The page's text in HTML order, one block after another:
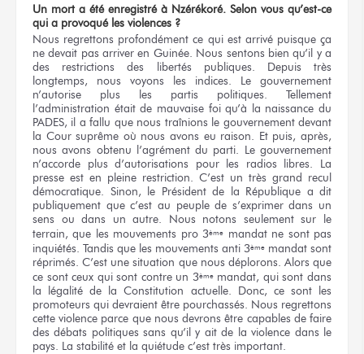
Un mort a été enregistré à Nzérékoré. Selon vous qu’est-ce
qui a provoqué les violences ?
Nous regrettons profondément ce qui est arrivé puisque ça
ne devait pas arriver en Guinée. Nous sentons bien qu’il y a
des restrictions des libertés publiques. Depuis très
longtemps, nous voyons les indices. Le gouvernement
n’autorise plus les partis politiques. Tellement
l’administration était de mauvaise foi qu’à la naissance du
PADES, il a fallu que nous traînions le gouvernement devant
la Cour suprême où nous avons eu raison. Et puis, après,
nous avons obtenu l’agrément du parti. Le gouvernement
n’accorde plus d’autorisations pour les radios libres. La
presse est en pleine restriction. C’est un très grand recul
démocratique. Sinon, le Président de la République a dit
publiquement que c’est au peuple de s’exprimer dans un
sens ou dans un autre. Nous notons seulement sur le
terrain, que les mouvements pro 3ème
mandat ne sont pas
inquiétés. Tandis que les mouvements anti 3ème mandat sont
réprimés. C’est une situation que nous déplorons. Alors que
ce sont ceux qui sont contre un 3èmemandat, qui sont dans
la légalité de la Constitution actuelle. Donc, ce sont les
promoteurs qui devraient être pourchassés. Nous regrettons
cette violence parce que nous devrons être capables de faire
des débats politiques sans qu’il y ait de la violence dans le
pays. La stabilité et la quiétude c’est très important.